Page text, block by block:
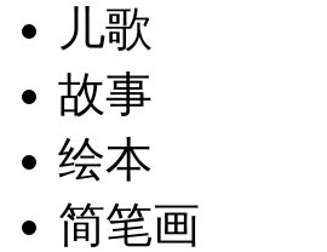
儿歌
故事
绘本
简笔画